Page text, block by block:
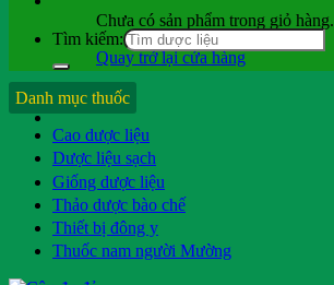
Chưa có sản phẩm trong giỏ hàng.
Quay trở lại cửa hàng
Hỏi b.sĩ
Tìm kiếm:
Danh mục thuốc
Cao dược liệu
Dược liệu sạch
Giống dược liệu
Thảo dược bào chế
Thiết bị đông y
Thuốc nam người Mường